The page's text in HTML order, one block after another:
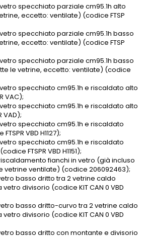
specchiato parziale cm95.1h alto
eccetto: ventilate) (codice FTSP
specchiato parziale cm95.1h basso
eccetto: ventilate) (codice FTSP
specchiato parziale cm95.1h basso
le vetrine, eccetto: ventilate) (codice
specchiato cm95.1h e riscaldato alto
VAC);
specchiato cm95.1h e riscaldato alto
VAD);
specchiato cm95.1h e riscaldato
VBD H1127);
specchiato cm95.1h e riscaldato
FTSPR VBD H1151);
fianchi in vetro (già incluso
vetrine ventilate) (codice 206092463);
basso dritto tra 2 vetrine caldo
divisorio (codice KIT CAN 0 VBD
basso dritto-curvo tra 2 vetrine caldo
divisorio (codice KIT CAN 0 VBD
basso dritto con montante e divisorio